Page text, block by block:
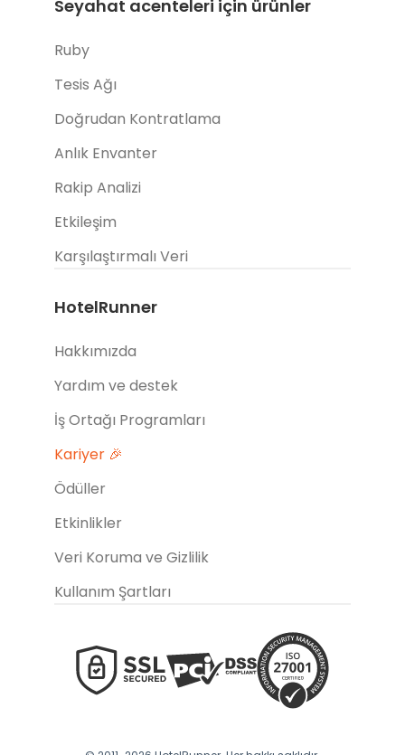
Seyahat acenteleri için ürünler
Ruby
Tesis Ağı
Doğrudan Kontratlama
Anlık Envanter
Rakip Analizi
Etkileşim
Karşılaştırmalı Veri
HotelRunner
Hakkımızda
Yardım ve destek
İş Ortağı Programları
Kariyer 🎉
Ödüller
Etkinlikler
Veri Koruma ve Gizlilik
Kullanım Şartları